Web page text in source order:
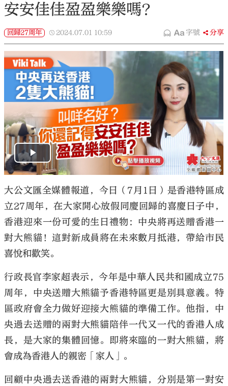
安安佳佳盈盈樂樂嗎？
回歸27周年 2024.07.01 10:59 字號 分享
大公文匯全媒體報道，今日（7月1日）是香港特區成
立27周年，在大家開心放假同慶回歸的喜慶日子中，
香港迎來一份可愛的生日禮物：中央將再送贈香港一
對大熊貓！這對新成員將在未來數月抵港，帶給市民
喜悅和歡笑。
行政長官李家超表示，今年是中華人民共和國成立75
周年，中央送贈大熊貓予香港特區更是別具意義。特
區政府會全力做好迎接大熊貓的準備工作。他指，中
央過去送贈的兩對大熊貓陪伴一代又一代的香港人成
長，是大家的集體回憶。即將來臨的一對大熊貓，將
會成為香港人的親密「家人」。
回顧中央過去送香港的兩對大熊貓，分別是第一對安